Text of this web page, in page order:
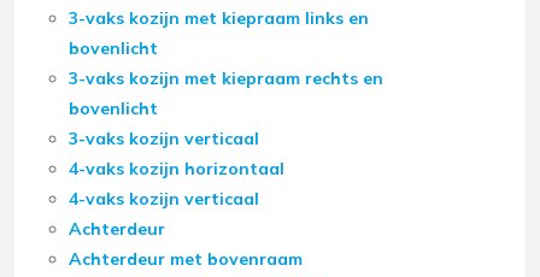
3-vaks kozijn met kiepraam links en
bovenlicht
3-vaks kozijn met kiepraam rechts en
bovenlicht
3-vaks kozijn verticaal
4-vaks kozijn horizontaal
4-vaks kozijn verticaal
Achterdeur
Achterdeur met bovenraam